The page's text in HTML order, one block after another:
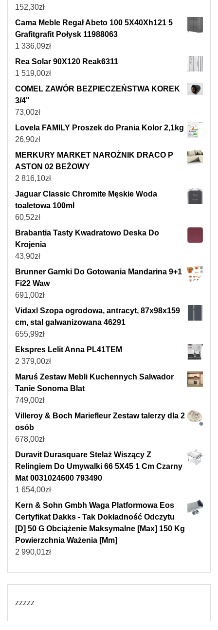
152,30zł
Cama Meble Regał Abeto 100 5X40Xh121 5
Grafitgrafit Połysk 11988063
1 336,09zł
Rea Solar 90X120 Reak6311
1 519,00zł
COMEL ZAWÓR BEZPIECZEŃSTWA KOREK
3/4"
73,00zł
Lovela FAMILY Proszek do Prania Kolor 2,1kg
26,90zł
MERKURY MARKET NAROŻNIK DRACO P
ASTON 02 BEŻOWY
2 816,10zł
Jaguar Classic Chromite Męskie Woda
toaletowa 100ml
60,52zł
Brabantia Tasty Kwadratowo Deska Do
Krojenia
43,90zł
Brunner Garnki Do Gotowania Mandarina 9+1
Fi22 Waw
691,00zł
Vidaxl Szopa ogrodowa, antracyt, 87x98x159
cm, stal galwanizowana 46291
655,99zł
Ekspres Lelit Anna PL41TEM
2 379,00zł
Maruś Zestaw Mebli Kuchennych Salwador
Tanie Sonoma Blat
749,00zł
Villeroy & Boch Mariefleur Zestaw talerzy dla 2
osób
678,00zł
Duravit Durasquare Stelaż Wiszący Z
Relingiem Do Umywalki 66 5X45 1 Cm Czarny
Mat 0031024600 793490
1 654,00zł
Kern & Sohn Gmbh Waga Platformowa Eos
Certyfikat Dakks - Tak Dokładność Odczytu
[D] 50 G Obciążenie Maksymalne [Max] 150 Kg
Powierzchnia Ważenia [Mm]
2 990,01zł
zzzzz